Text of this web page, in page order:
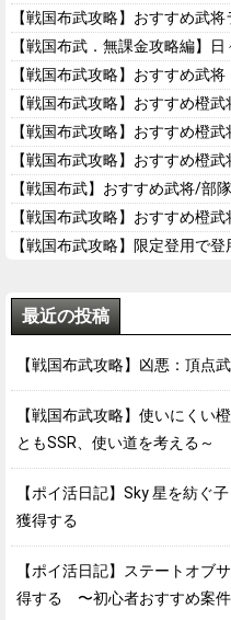
【戦国布武攻略】おすすめ武将
【戦国布武．無課金攻略編】日
【戦国布武攻略】おすすめ武
【戦国布武攻略】おすすめ橙武
【戦国布武攻略】おすすめ橙武
【戦国布武攻略】おすすめ橙武
【戦国布武】おすすめ武将/部
【戦国布武攻略】おすすめ橙武
【戦国布武攻略】限定登用で登
最近の投稿
【戦国布武攻略】凶悪：頂点
【戦国布武攻略】使いにくい
ともSSR、使い道を考える～
【ポイ活日記】Sky 星を紡
獲得する
【ポイ活日記】ステートオブ
得する 〜初心者おすすめ案